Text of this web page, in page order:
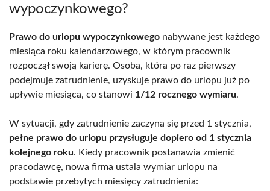
wypoczynkowego?
Prawo do urlopu wypoczynkowego nabywane jest każdego
miesiąca roku kalendarzowego, w którym pracownik
rozpoczął swoją karierę. Osoba, która po raz pierwszy
podejmuje zatrudnienie, uzyskuje prawo do urlopu już po
upływie miesiąca, co stanowi 1/12 rocznego wymiaru.
W sytuacji, gdy zatrudnienie zaczyna się przed 1 stycznia,
pełne prawo do urlopu przysługuje dopiero od 1 stycznia
kolejnego roku. Kiedy pracownik postanawia zmienić
pracodawcę, nowa firma ustala wymiar urlopu na
podstawie przebytych miesięcy zatrudnienia: